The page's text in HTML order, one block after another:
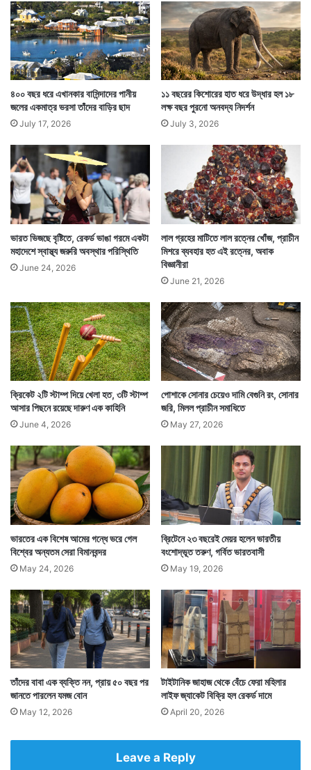
এই গ্রেগস সসেজ রোল ব্রিটেনের অন্যতম জনপ্রিয় খাবারই শুধু
নয়, ব্রিটেনের মানুষের কাছে এটি একটি ইতিহাস। ব্রিটেনের
সংস্কৃতির ধারক ও বাহকদের মাদাম তুসোয় কালচারাল ক্যাপিটাল
জোন নামে একটি জায়গায় স্থান দেওয়া হয়।
এখানে ব্রিটেনের সংস্কৃতির সঙ্গে জুড়ে থাকা উইলিয়াম শেক্সপিয়ার,
স্যার ডেভিড অ্যাটেনবরো-র মত ব্যক্তিদের পাশাপাশি জায়গা হল
একটি গ্রেগস সসেজ রোলের মোমের প্রতিরূপের।
সেটি দেখতে এখন মানুষের ঢল মাদাম তুসোয়। তবে এটি চিরদিনের
জন্য থাকবেনা। অল্প সময়ের জন্যই মাদাম তুসোয় দেখা যাবে এই
রোলের মোমের পুতুল।
ড়
লে
ন
বি
শ্ব
রে
ক
র্ড
ও
৪০০ বছর ধরে এখানকার বাসিন্দাদের পানীয়
জলের একমাত্র ভরসা তাঁদের বাড়ির ছাদ
July 17, 2026
১১ বছরের কিশোরের হাত ধরে উদ্ধার হল ১৮
লক্ষ বছর পুরনো অনবদ্য নিদর্শন
July 3, 2026
ভারত ভিজছে বৃষ্টিতে, রেকর্ড ভাঙা গরমে একটা
মহাদেশে স্বাস্থ্য জরুরি অবস্থার পরিস্থিতি
June 24, 2026
লাল গ্রহের মাটিতে লাল রত্নের খোঁজ, প্রাচীন
মিশরে ব্যবহার হত এই রত্নের, অবাক
বিজ্ঞানীরা
June 21, 2026
ক্রিকেট ২টি স্টাম্প দিয়ে খেলা হত, ৩টি স্টাম্প
আসার পিছনে রয়েছে দারুণ এক কাহিনি
June 4, 2026
পোশাকে সোনার চেয়েও দামি বেগুনি রং, সোনার
জরি, মিলল প্রাচীন সমাধিতে
May 27, 2026
ভারতের এক বিশেষ আমের গন্ধে ভরে গেল
বিশ্বের অন্যতম সেরা বিমানবন্দর
May 24, 2026
ব্রিটেনে ২৩ বছরেই মেয়র হলেন ভারতীয়
বংশোদ্ভূত তরুণ, গর্বিত ভারতবাসী
May 19, 2026
তাঁদের বাবা এক ব্যক্তি নন, প্রায় ৫০ বছর পর
জানতে পারলেন যমজ বোন
May 12, 2026
টাইটানিক জাহাজ থেকে বেঁচে ফেরা মহিলার
লাইফ জ্যাকেট বিক্রি হল রেকর্ড দামে
April 20, 2026
Leave a Reply